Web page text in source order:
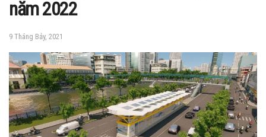
năm 2022
9 Tháng Bảy, 2021